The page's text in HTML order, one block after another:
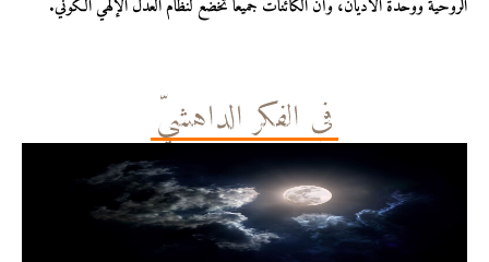
الروحيَّة ووحدة الأديان، وأنّ الكائنات جميعاً تخضع لنظام العدل الإلهي الكوني.
في الفكر الداهشيّ